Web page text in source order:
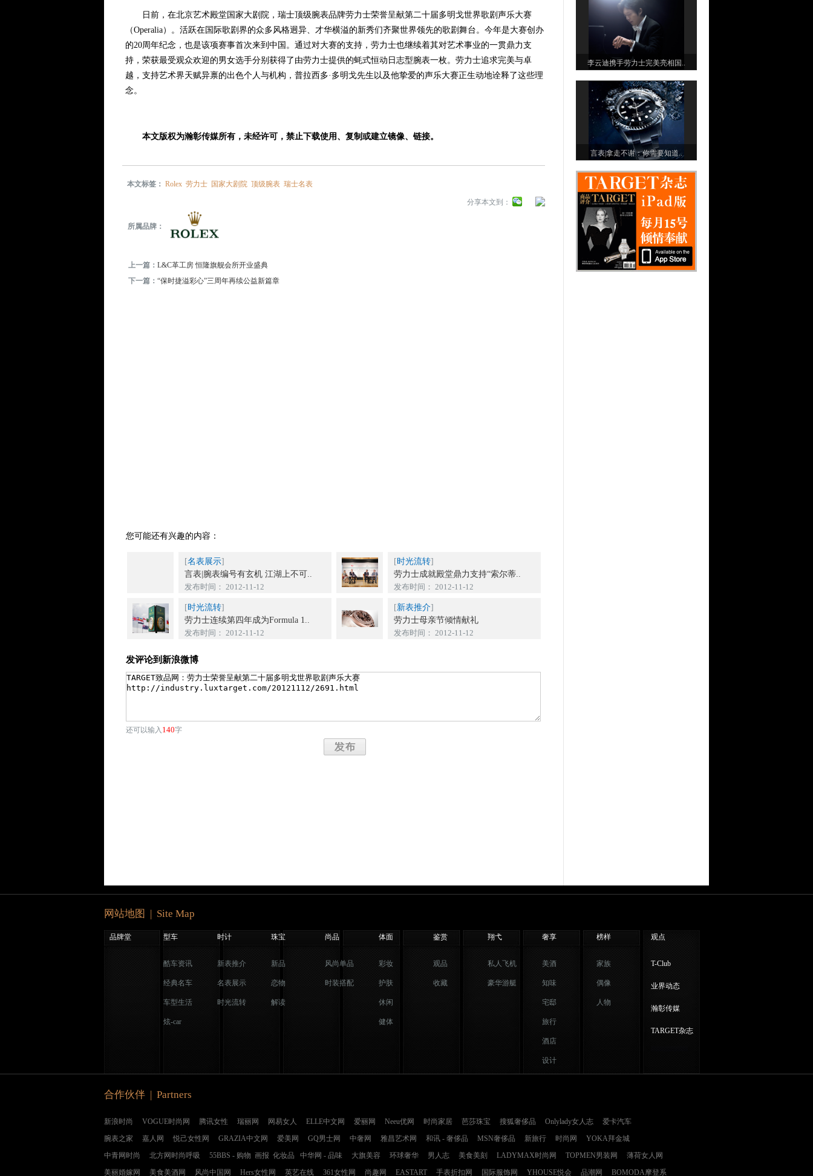
日前，在北京艺术殿堂国家大剧院，瑞士顶级腕表品牌劳力士荣誉呈献第二十届多明戈世界歌剧声乐大赛
（Operalia）。活跃在国际歌剧界的众多风格迥异、才华横溢的新秀们齐聚世界领先的歌剧舞台。今年是大赛创办
的20周年纪念，也是该项赛事首次来到中国。通过对大赛的支持，劳力士也继续着其对艺术事业的一贯鼎力支
持，荣获最受观众欢迎的男女选手分别获得了由劳力士提供的蚝式恒动日志型腕表一枚。劳力士追求完美与卓
越，支持艺术界天赋异禀的出色个人与机构，普拉西多·多明戈先生以及他挚爱的声乐大赛正生动地诠释了这些理
念。
本文版权为瀚彰传媒所有，未经许可，禁止下载使用、复制或建立镜像、链接。
本文标签：Rolex 劳力士 国家大剧院 顶级腕表 瑞士名表
所属品牌：
分享本文到：
上一篇：L&C革工房 恒隆旗舰会所开业盛典
下一篇：“保时捷溢彩心”三周年再续公益新篇章
您可能还有兴趣的内容：
[名表展示]
言表|腕表编号有玄机 江湖上不可..
发布时间： 2012-11-12
[时光流转]
劳力士成就殿堂鼎力支持“索尔蒂..
发布时间： 2012-11-12
[时光流转]
劳力士连续第四年成为Formula 1..
发布时间： 2012-11-12
[新表推介]
劳力士母亲节倾情献礼
发布时间： 2012-11-12
发评论到新浪微博
还可以输入 140字
李云迪携手劳力士完美亮相国..
言表|拿走不谢：你需要知道..
网站地图 | Site Map
品牌堂 型车 时计 珠宝 尚品 体面 鉴赏 翔弋 奢享 榜样 观点
酷车资讯
经典名车
车型生活
炫-car
新表推介
名表展示
时光流转
新品
恋物
解读
风尚单品
时装搭配
彩妆
护肤
休闲
健体
观品
收藏
私人飞机
豪华游艇
美酒
知味
宅邸
旅行
酒店
设计
家族
偶像
人物
T-Club
业界动态
瀚彰传媒
TARGET杂志
合作伙伴 | Partners
新浪时尚 VOGUE时尚网 腾讯女性 瑞丽网 网易女人 ELLE中文网 爱丽网 Neeu优网 时尚家居 芭莎珠宝 搜狐奢侈品 Onlylady女人志
爱卡汽车
腕表之家
嘉人网 悦己女性网 GRAZIA中文网 爱美网 GQ男士网 中奢网 雅昌艺术网 和讯 - 奢侈品 MSN奢侈品 新旅行 时尚网
YOKA拜金城
中青网时尚
北方网时尚呼吸 55BBS - 购物 画报 化妆品 中华网 - 品味 大旗美容 环球奢华 男人志 美食美刻 LADYMAX时尚网 TOPMEN男装网
薄荷女人网
美丽婚嫁网
美食美酒网 风尚中国网 Hers女性网 英艺在线 361女性网 尚趣网 EASTART 手表折扣网 国际服饰网 YHOUSE悦会 品潮网 BOMODA摩登系